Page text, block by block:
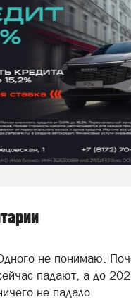
не понимаю.
падают, а до
не падало.